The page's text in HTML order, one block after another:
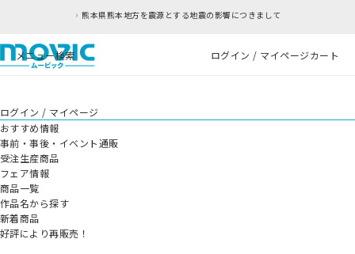
熊本県熊本地方を震源とする地震の影響につきまして
メニュー検索 ログイン / マイページカート
ログイン / マイページ
おすすめ情報
事前・事後・イベント通販
受注生産商品
フェア情報
商品一覧
作品名から探す
新着商品
好評により再販売！